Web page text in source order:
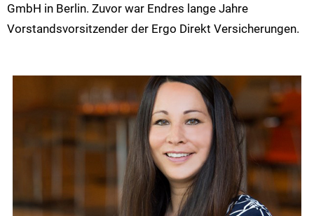
GmbH in Berlin. Zuvor war Endres lange Jahre
Vorstandsvorsitzender der Ergo Direkt Versicherungen.